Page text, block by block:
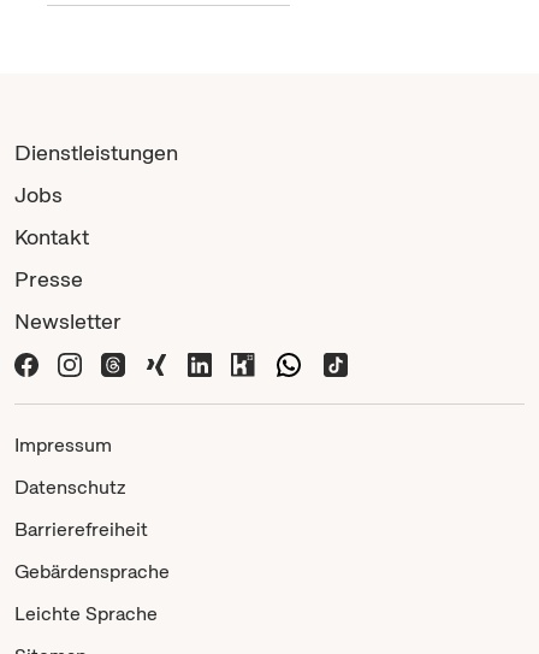
Dienstleistungen
Jobs
Kontakt
Presse
Newsletter
Impressum
Datenschutz
Barrierefreiheit
Gebärdensprache
Leichte Sprache